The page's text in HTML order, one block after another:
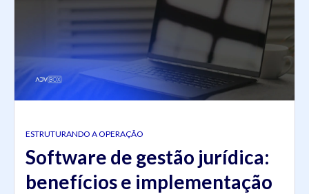
ESTRUTURANDO A OPERAÇÃO
Software de gestão jurídica:
benefícios e implementação